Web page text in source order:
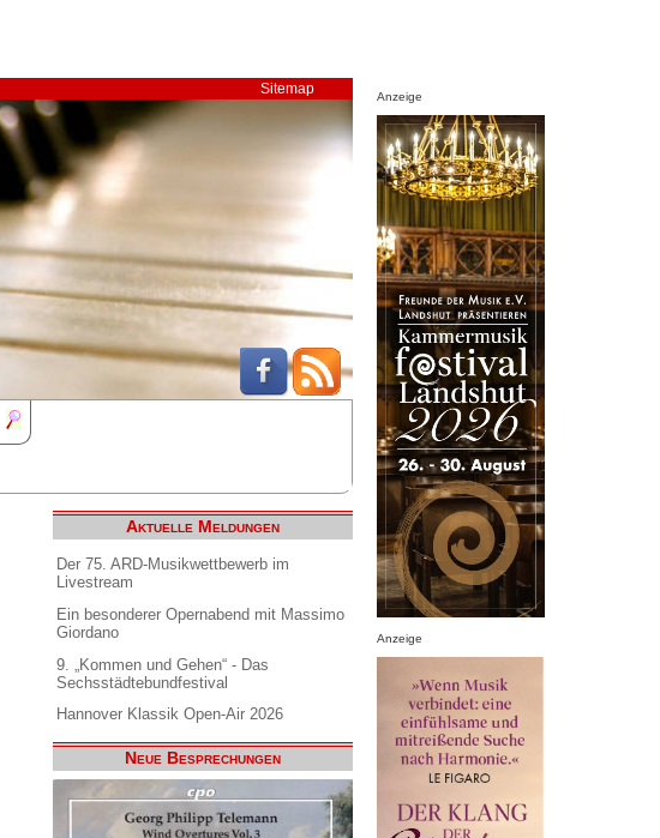
Sitemap
Aktuelle Meldungen
Der 75. ARD-Musikwettbewerb im
Livestream
Ein besonderer Opernabend mit Massimo
Giordano
9. „Kommen und Gehen“ - Das
Sechsstädtebundfestival
Hannover Klassik Open-Air 2026
Neue Besprechungen
Anzeige
Anzeige